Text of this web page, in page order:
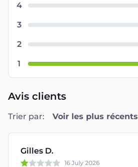
4
3
2
1
Avis clients
Trier par: Voir les plus récents
Gilles D.
16 July 2026